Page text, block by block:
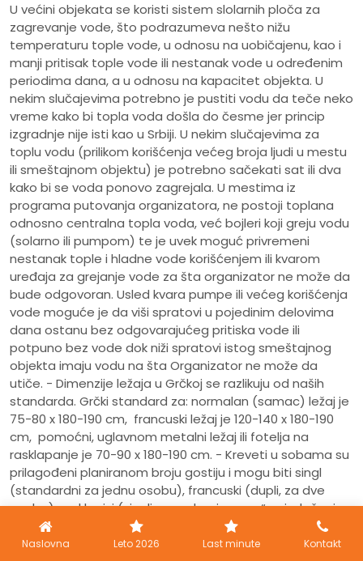
U većini objekata se koristi sistem slolarnih ploča za
zagrevanje vode, što podrazumeva nešto nižu
temperaturu tople vode, u odnosu na uobičajenu, kao i
manji pritisak tople vode ili nestanak vode u određenim
periodima dana, a u odnosu na kapacitet objekta. U
nekim slučajevima potrebno je pustiti vodu da teče neko
vreme kako bi topla voda došla do česme jer princip
izgradnje nije isti kao u Srbiji. U nekim slučajevima za
toplu vodu (prilikom korišćenja većeg broja ljudi u mestu
ili smeštajnom objektu) je potrebno sačekati sat ili dva
kako bi se voda ponovo zagrejala. U mestima iz
programa putovanja organizatora, ne postoji toplana
odnosno centralna topla voda, već bojleri koji greju vodu
(solarno ili pumpom) te je uvek moguć privremeni
nestanak tople i hladne vode korišćenjem ili kvarom
uređaja za grejanje vode za šta organizator ne može da
bude odgovoran. Usled kvara pumpe ili većeg korišćenja
vode moguće je da viši spratovi u pojedinim delovima
dana ostanu bez odgovarajućeg pritiska vode ili
potpuno bez vode dok niži spratovi istog smeštajnog
objekta imaju vodu na šta Organizator ne može da
utiče. - Dimenzije ležaja u Grčkoj se razlikuju od naših
standarda. Grčki standard za: normalan (samac) ležaj je
75-80 x 180-190 cm, francuski ležaj je 120-140 x 180-190
cm, pomoćni, uglavnom metalni ležaj ili fotelja na
rasklapanje je 70-90 x 180-190 cm. - Kreveti u sobama su
prilagođeni planiranom broju gostiju i mogu biti singl
(standardni za jednu osobu), francuski (dupli, za dve
osobe), rasklopivi (singli sa mehanizmom “na izvlačenje,
za dve osobe” ili sa “klik-klak” mehanizmom), spratni
(dva standardna kreveta u dva nivoa vertikalno, za dve
Naslovna Leto 2026 Last minute Kontakt